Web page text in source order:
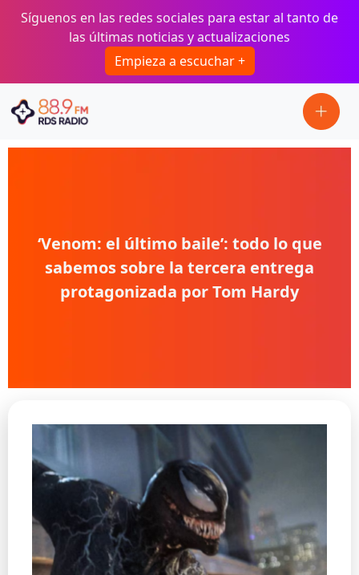
Pasar al contenido principal
Síguenos en las redes sociales para estar al tanto de
las últimas noticias y actualizaciones
Empieza a escuchar +
‘Venom: el último baile’: todo lo que
sabemos sobre la tercera entrega
protagonizada por Tom Hardy